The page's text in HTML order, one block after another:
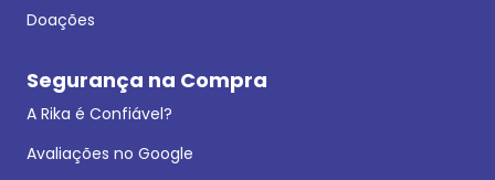
Doações
Segurança na Compra
A Rika é Confiável?
Avaliações no Google